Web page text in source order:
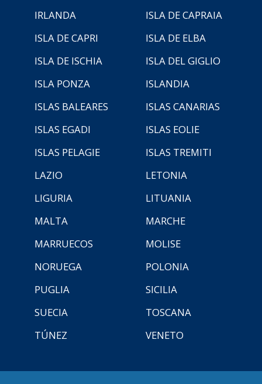
IRLANDA
ISLA DE CAPRAIA
ISLA DE CAPRI
ISLA DE ELBA
ISLA DE ISCHIA
ISLA DEL GIGLIO
ISLA PONZA
ISLANDIA
ISLAS BALEARES
ISLAS CANARIAS
ISLAS EGADI
ISLAS EOLIE
ISLAS PELAGIE
ISLAS TREMITI
LAZIO
LETONIA
LIGURIA
LITUANIA
MALTA
MARCHE
MARRUECOS
MOLISE
NORUEGA
POLONIA
PUGLIA
SICILIA
SUECIA
TOSCANA
TÚNEZ
VENETO